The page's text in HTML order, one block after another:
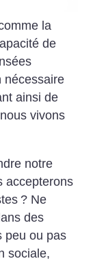
la
de
nécessaire
ainsi de
vivons
notre
accepterons
? Ne
des
peu ou pas
sociale,